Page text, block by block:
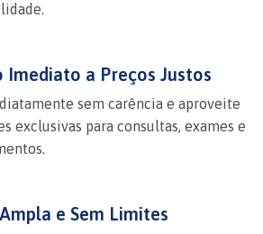
Imediato a Preços Justos
sem carência e aproveite
exclusivas para consultas, exames e
e Sem Limites